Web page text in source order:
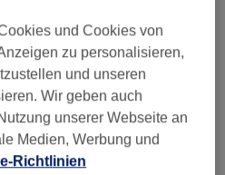
und Cookies von
zu personalisieren,
und unseren
Wir geben auch
unserer Webseite an
Medien, Werbung und
Richtlinien